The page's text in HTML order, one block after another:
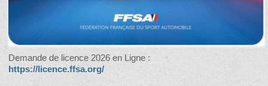
Demande de licence 2026 en Ligne :
https://licence.ffsa.org/